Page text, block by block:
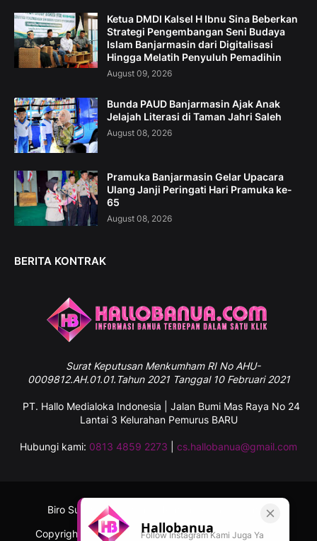
Ketua DMDI Kalsel H Ibnu Sina Beberkan
Strategi Pengembangan Seni Budaya
Islam Banjarmasin dari Digitalisasi
Hingga Melatih Penyuluh Pemadihin
August 09, 2026
Bunda PAUD Banjarmasin Ajak Anak
Jelajah Literasi di Taman Jahri Saleh
August 08, 2026
Pramuka Banjarmasin Gelar Upacara
Ulang Janji Peringati Hari Pramuka ke-
65
August 08, 2026
BERITA KONTRAK
SuratKeputusan Menkumham RI No AHU-
0009812.AH.01.01.Tahun 2021 Tanggal 10 Februari 2021
PT. Hallo Medialoka Indonesia | Jalan Bumi Mas Raya No 24
Lantai 3 Kelurahan Pemurus BARU
Hubungi kami: 0813 4859 2273 cs.hallobanua@gmail.com
Copyright ©2026Hallobanua.com - Informasi Banua
Biro Sulawesi Selatan Kontak
Hallobanua
Follow Instagram Kami Juga Ya